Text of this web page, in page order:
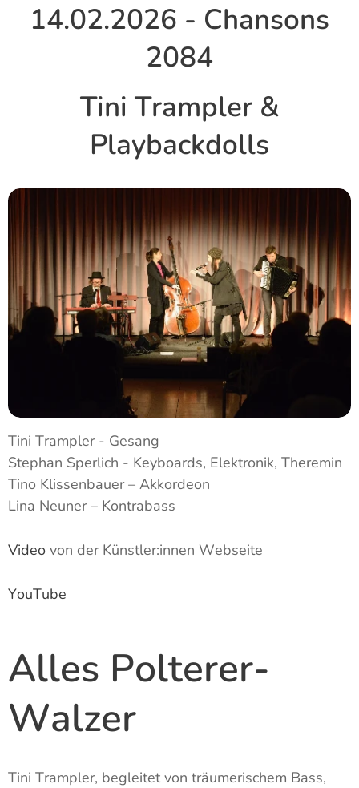
14.02.2026 - Chansons
2084
Tini Trampler &
Playbackdolls
Tini Trampler - Gesang
Stephan Sperlich - Keyboards, Elektronik, Theremin
Tino Klissenbauer – Akkordeon
Lina Neuner – Kontrabass
Video von der Künstler:innen Webseite
YouTube
Alles Polterer-
Walzer
Tini Trampler, begleitet von träumerischem Bass,